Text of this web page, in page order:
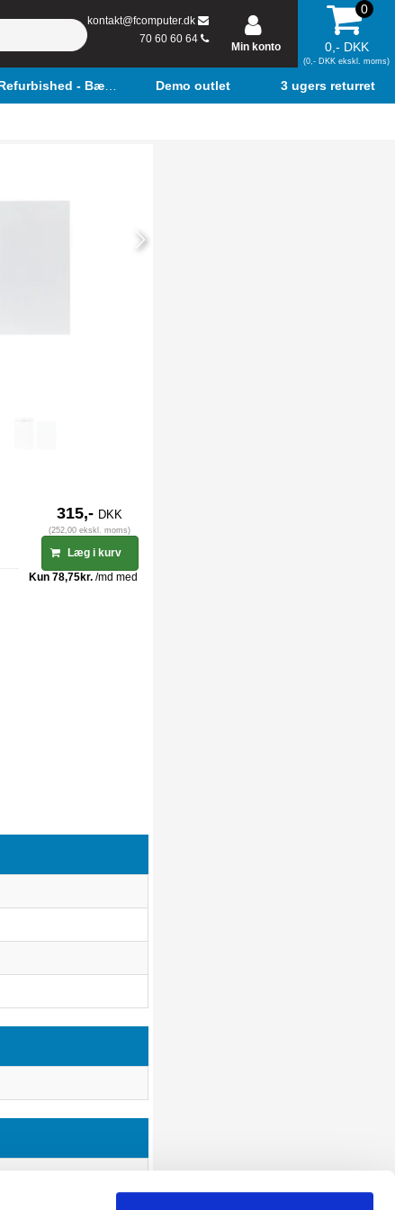
kontakt@fcomputer.dk
70 60 60 64
Min konto
0
0,- DKK
(0,- DKK ekskl. moms)
Refurbished - Bærbar Demo outlet 3 ugers returret
315,- DKK
(252,00 ekskl. moms)
Læg i kurv